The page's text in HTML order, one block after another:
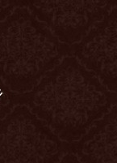
オーセン
～
グ
す